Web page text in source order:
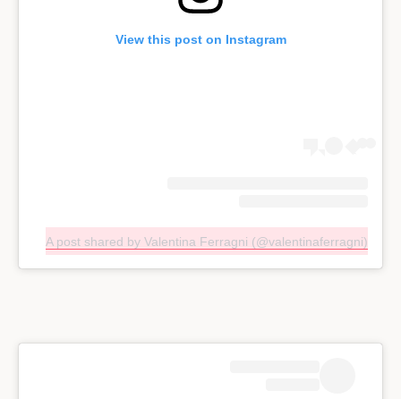
View this post on Instagram
A post shared by Valentina Ferragni (@valentinaferragni)